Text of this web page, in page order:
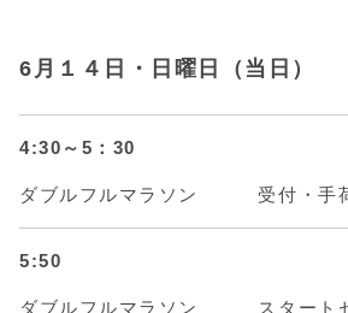
6月１４日・日曜日（当日）
4:30～5：30
ダブルフルマラソン 受付・手荷
5:50
ダブルフルマラソン スタート